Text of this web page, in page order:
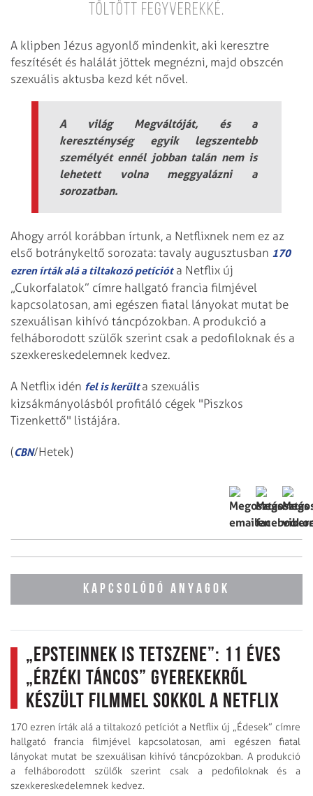
töltött fegyverekké.
A klipben Jézus agyonlő mindenkit, aki keresztre
feszítését és halálát jöttek megnézni, majd obszcén
szexuális aktusba kezd két nővel.
A világ Megváltóját, és a
kereszténység egyik legszentebb
személyét ennél jobban talán nem is
lehetett volna meggyalázni a
sorozatban.
Ahogy arról korábban írtunk, a Netflixnek nem ez az
első botránykeltő sorozata: tavaly augusztusban 170
ezren írták alá a tiltakozó petícióta Netflix új
„Cukorfalatok” címre hallgató francia filmjével
kapcsolatosan, ami egészen fiatal lányokat mutat be
szexuálisan kihívó táncpózokban. A produkció a
felháborodott szülők szerint csak a pedofiloknak és a
szexkereskedelemnek kedvez.
A Netflix idén fel is kerülta szexuális
kizsákmányolásból profitáló cégek "Piszkos
Tizenkettő" listájára.
(CBN/Hetek)
KAPCSOLÓDÓ ANYAGOK
„Epsteinnek is tetszene”: 11 éves
„érzéki táncos” gyerekekről
készült filmmel sokkol a Netflix
170 ezren írták alá a tiltakozó petíciót a Netflix új „Édesek” címre
hallgató francia filmjével kapcsolatosan, ami egészen fiatal
lányokat mutat be szexuálisan kihívó táncpózokban. A produkció
a felháborodott szülők szerint csak a pedofiloknak és a
szexkereskedelemnek kedvez.